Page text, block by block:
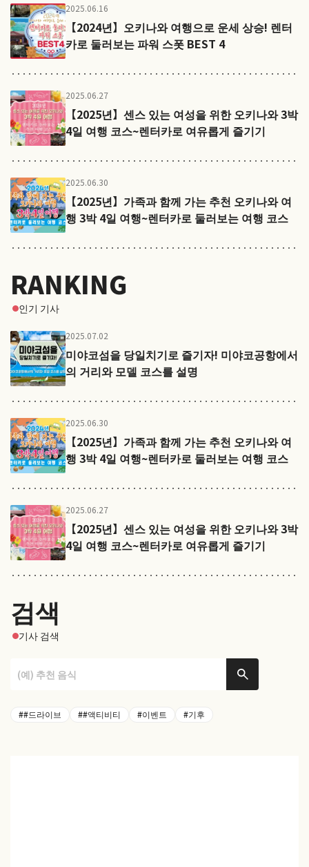
2025.06.16
【2024년】오키나와 여행으로 운세 상승! 렌터
카로 둘러보는 파워 스폿 BEST 4
2025.06.27
【2025년】센스 있는 여성을 위한 오키나와 3박
4일 여행 코스~렌터카로 여유롭게 즐기기
2025.06.30
【2025년】가족과 함께 가는 추천 오키나와 여
행 3박 4일 여행~렌터카로 둘러보는 여행 코스
RANKING
인기 기사
2025.07.02
미야코섬을 당일치기로 즐기자! 미야코공항에서
의 거리와 모델 코스를 설명
2025.06.30
【2025년】가족과 함께 가는 추천 오키나와 여
행 3박 4일 여행~렌터카로 둘러보는 여행 코스
2025.06.27
【2025년】센스 있는 여성을 위한 오키나와 3박
4일 여행 코스~렌터카로 여유롭게 즐기기
검색
기사 검색
##드라이브 ##액티비티 #이벤트 #기후